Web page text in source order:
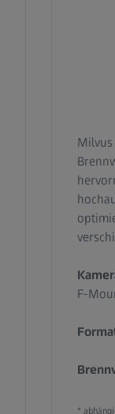
F-
*